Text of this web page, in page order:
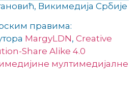
Викимедија Србије
правима:
MargyLDN, Creative
Share Alike 4.0
мултимедијалне